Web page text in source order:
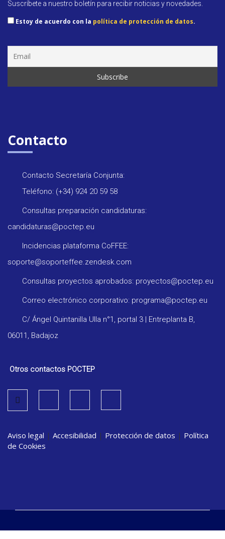
Suscríbete a nuestro boletín para recibir noticias y novedades.
Estoy de acuerdo con la política de protección de datos.
Contacto
Contacto Secretaría Conjunta:
Teléfono: (+34) 924 20 59 58
Consultas preparación candidaturas:
candidaturas@poctep.eu
Incidencias plataforma CoFFEE:
soporte@soporteffee.zendesk.com
Consultas proyectos aprobados: proyectos@poctep.eu
Correo electrónico corporativo: programa@poctep.eu
C/ Ángel Quintanilla Ulla n°1, portal 3 | Entreplanta B,
06011, Badajoz
Otros contactos POCTEP
Aviso legal | Accesibilidad | Protección de datos | Política
de Cookies